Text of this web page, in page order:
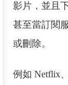
影片，並且
甚至當訂閱
或刪除。
例如 Netflix